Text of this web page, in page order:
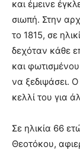
και έμεινε
σιωπή. Στην
το 1815, σε
δεχόταν κάθε
και
να ξεδιψάσει.
κελλί του για
Σε ηλικία 66
Θεοτόκου,